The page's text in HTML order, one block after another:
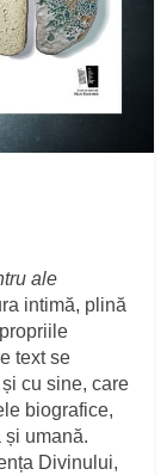
ale
intimă, plină
text se
cu sine, care
biografice,
umană.
Divinului,